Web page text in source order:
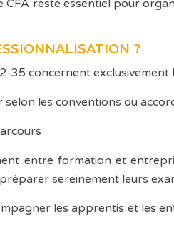
CFA reste essentiel pour
?
35 concernent
les conventions ou
entre formation et
sereinement leurs
les apprentis et les